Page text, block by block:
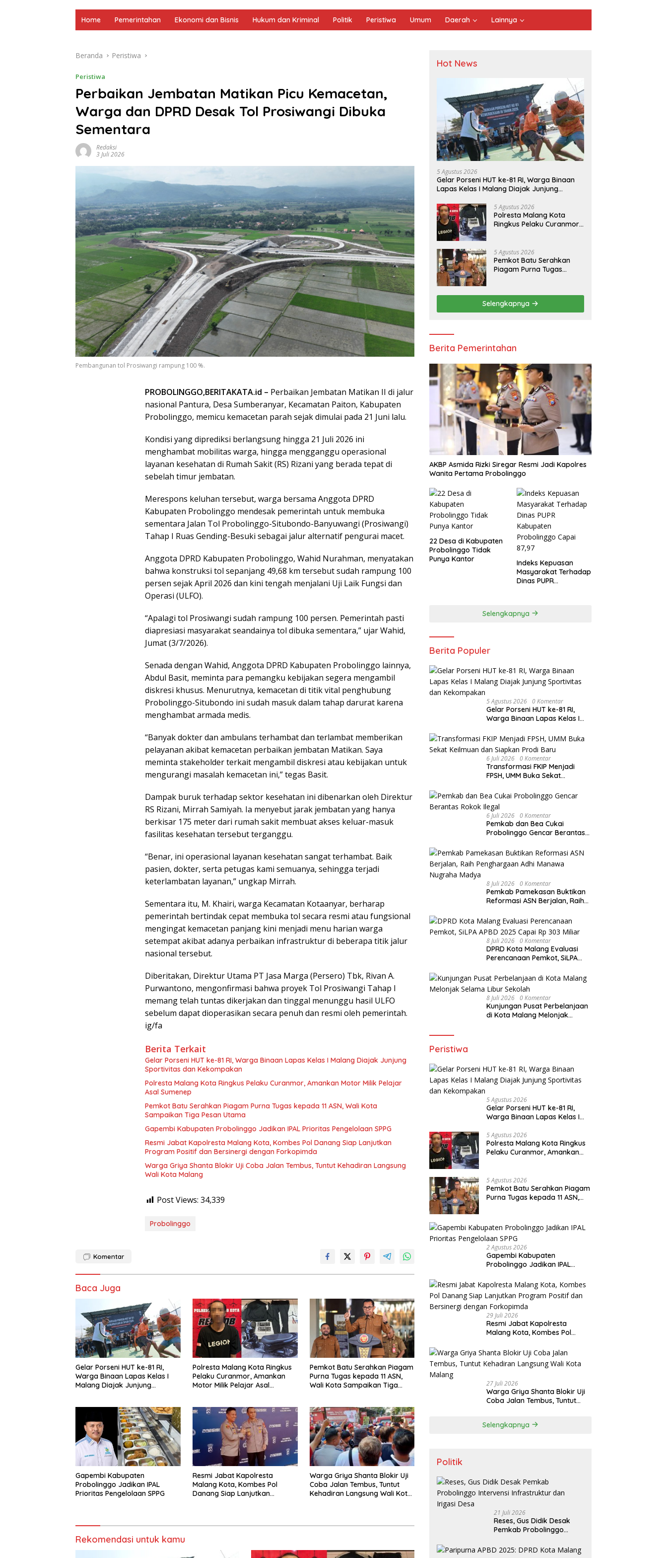
Home Pemerintahan Ekonomi dan Bisnis Hukum dan Kriminal Politik Peristiwa Umum Daerah Lainnya
Beranda Peristiwa
Peristiwa
Perbaikan Jembatan Matikan Picu Kemacetan,
Warga dan DPRD Desak Tol Prosiwangi Dibuka
Sementara
Redaksi
3 Juli 2026
Pembangunan tol Prosiwangi rampung 100 %.
PROBOLINGGO,BERITAKATA.id – Perbaikan Jembatan Matikan II di jalur
nasional Pantura, Desa Sumberanyar, Kecamatan Paiton, Kabupaten
Probolinggo, memicu kemacetan parah sejak dimulai pada 21 Juni lalu.
Kondisi yang diprediksi berlangsung hingga 21 Juli 2026 ini
menghambat mobilitas warga, hingga mengganggu operasional
layanan kesehatan di Rumah Sakit (RS) Rizani yang berada tepat di
sebelah timur jembatan.
Merespons keluhan tersebut, warga bersama Anggota DPRD
Kabupaten Probolinggo mendesak pemerintah untuk membuka
sementara Jalan Tol Probolinggo-Situbondo-Banyuwangi (Prosiwangi)
Tahap I Ruas Gending-Besuki sebagai jalur alternatif pengurai macet.
Anggota DPRD Kabupaten Probolinggo, Wahid Nurahman, menyatakan
bahwa konstruksi tol sepanjang 49,68 km tersebut sudah rampung 100
persen sejak April 2026 dan kini tengah menjalani Uji Laik Fungsi dan
Operasi (ULFO).
“Apalagi tol Prosiwangi sudah rampung 100 persen. Pemerintah pasti
diapresiasi masyarakat seandainya tol dibuka sementara,” ujar Wahid,
Jumat (3/7/2026).
Senada dengan Wahid, Anggota DPRD Kabupaten Probolinggo lainnya,
Abdul Basit, meminta para pemangku kebijakan segera mengambil
diskresi khusus. Menurutnya, kemacetan di titik vital penghubung
Probolinggo-Situbondo ini sudah masuk dalam tahap darurat karena
menghambat armada medis.
“Banyak dokter dan ambulans terhambat dan terlambat memberikan
pelayanan akibat kemacetan perbaikan jembatan Matikan. Saya
meminta stakeholder terkait mengambil diskresi atau kebijakan untuk
mengurangi masalah kemacetan ini,” tegas Basit.
Dampak buruk terhadap sektor kesehatan ini dibenarkan oleh Direktur
RS Rizani, Mirrah Samiyah. Ia menyebut jarak jembatan yang hanya
berkisar 175 meter dari rumah sakit membuat akses keluar-masuk
fasilitas kesehatan tersebut terganggu.
“Benar, ini operasional layanan kesehatan sangat terhambat. Baik
pasien, dokter, serta petugas kami semuanya, sehingga terjadi
keterlambatan layanan,” ungkap Mirrah.
Sementara itu, M. Khairi, warga Kecamatan Kotaanyar, berharap
pemerintah bertindak cepat membuka tol secara resmi atau fungsional
mengingat kemacetan panjang kini menjadi menu harian warga
setempat akibat adanya perbaikan infrastruktur di beberapa titik jalur
nasional tersebut.
Diberitakan, Direktur Utama PT Jasa Marga (Persero) Tbk, Rivan A.
Purwantono, mengonfirmasi bahwa proyek Tol Prosiwangi Tahap I
memang telah tuntas dikerjakan dan tinggal menunggu hasil ULFO
sebelum dapat dioperasikan secara penuh dan resmi oleh pemerintah.
ig/fa
Berita Terkait
Gelar Porseni HUT ke-81 RI, Warga Binaan Lapas Kelas I Malang Diajak Junjung
Sportivitas dan Kekompakan
Polresta Malang Kota Ringkus Pelaku Curanmor, Amankan Motor Milik Pelajar
Asal Sumenep
Pemkot Batu Serahkan Piagam Purna Tugas kepada 11 ASN, Wali Kota
Sampaikan Tiga Pesan Utama
Gapembi Kabupaten Probolinggo Jadikan IPAL Prioritas Pengelolaan SPPG
Resmi Jabat Kapolresta Malang Kota, Kombes Pol Danang Siap Lanjutkan
Program Positif dan Bersinergi dengan Forkopimda
Warga Griya Shanta Blokir Uji Coba Jalan Tembus, Tuntut Kehadiran Langsung
Wali Kota Malang
Post Views: 34,339
Probolinggo
Komentar
Baca Juga
Gelar Porseni HUT ke-81 RI,
Warga Binaan Lapas Kelas I
Malang Diajak Junjung
Polresta Malang Kota Ringkus
Pelaku Curanmor, Amankan
Motor Milik Pelajar Asal
Pemkot Batu Serahkan Piagam
Purna Tugas kepada 11 ASN,
Wali Kota Sampaikan Tiga
Gapembi Kabupaten
Probolinggo Jadikan IPAL
Prioritas Pengelolaan SPPG
Resmi Jabat Kapolresta
Malang Kota, Kombes Pol
Danang Siap Lanjutkan
Warga Griya Shanta Blokir Uji
Coba Jalan Tembus, Tuntut
Kehadiran Langsung Wali Kota
Rekomendasi untuk kamu
Hot News
5 Agustus 2026
Gelar Porseni HUT ke-81 RI, Warga Binaan
Lapas Kelas I Malang Diajak Junjung
5 Agustus 2026
Polresta Malang Kota
Ringkus Pelaku Curanmor,
5 Agustus 2026
Pemkot Batu Serahkan
Piagam Purna Tugas
Utama
Selengkapnya
Berita Pemerintahan
AKBP Asmida Rizki Siregar Resmi Jadi Kapolres
Wanita Pertama Probolinggo
22 Desa di Kabupaten
Probolinggo Tidak
Punya Kantor
Indeks Kepuasan
Masyarakat Terhadap
Dinas PUPR
Selengkapnya
Berita Populer
5 Agustus 2026 0 Komentar
Gelar Porseni HUT ke-81 RI,
Warga Binaan Lapas Kelas I
Sportivitas dan Kekompakan
6 Juli 2026 0 Komentar
Transformasi FKIP Menjadi
FPSH, UMM Buka Sekat
Baru
6 Juli 2026 0 Komentar
Pemkab dan Bea Cukai
Probolinggo Gencar Berantas
8 Juli 2026 0 Komentar
Pemkab Pamekasan Buktikan
Reformasi ASN Berjalan, Raih
Nugraha Madya
8 Juli 2026 0 Komentar
DPRD Kota Malang Evaluasi
Perencanaan Pemkot, SiLPA
8 Juli 2026 0 Komentar
Kunjungan Pusat Perbelanjaan
di Kota Malang Melonjak
Peristiwa
5 Agustus 2026
Gelar Porseni HUT ke-81 RI,
Warga Binaan Lapas Kelas I
Sportivitas dan Kekompakan
5 Agustus 2026
Polresta Malang Kota Ringkus
Pelaku Curanmor, Amankan
5 Agustus 2026
Pemkot Batu Serahkan Piagam
Purna Tugas kepada 11 ASN,
2 Agustus 2026
Gapembi Kabupaten
Probolinggo Jadikan IPAL
29 Juli 2026
Resmi Jabat Kapolresta
Malang Kota, Kombes Pol
Program Positif dan Bersinergi
dengan Forkopimda
27 Juli 2026
Warga Griya Shanta Blokir Uji
Coba Jalan Tembus, Tuntut
Selengkapnya
Politik
21 Juli 2026
Reses, Gus Didik Desak
Pemkab Probolinggo
dan Irigasi Desa